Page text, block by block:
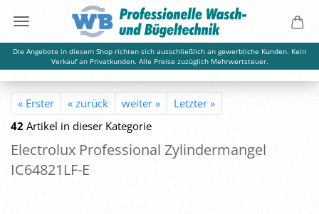
Die Angebote in diesem Shop richten sich ausschließlich an gewerbliche Kunden. Kein
Verkauf an Privatkunden. Alle Preise zuzüglich Mehrwertsteuer.
« Erster « zurück weiter »
Letzter »
42 Artikel in dieser Kategorie
Elec­tro­lux Pro­fes­sio­nal Zy­lin­der­man­gel
IC64821LF-​E